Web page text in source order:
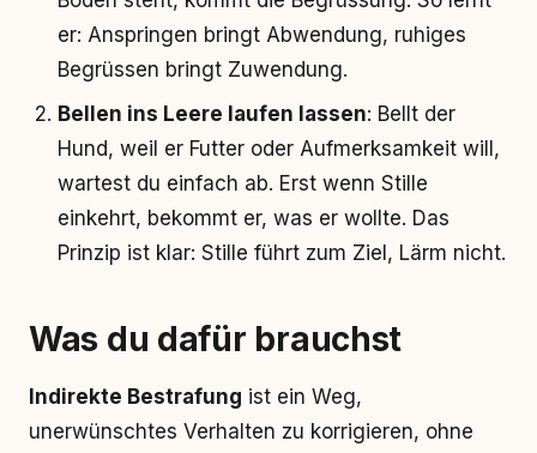
er: Anspringen bringt Abwendung, ruhiges
Begrüssen bringt Zuwendung.
Bellen ins Leere laufen lassen: Bellt der
Hund, weil er Futter oder Aufmerksamkeit will,
wartest du einfach ab. Erst wenn Stille
einkehrt, bekommt er, was er wollte. Das
Prinzip ist klar: Stille führt zum Ziel, Lärm nicht.
Was du dafür brauchst
Indirekte Bestrafung ist ein Weg,
unerwünschtes Verhalten zu korrigieren, ohne